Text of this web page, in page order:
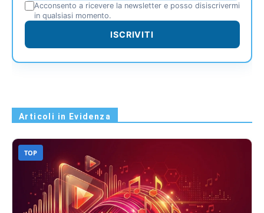
Acconsento a ricevere la newsletter e posso disiscrivermi
in qualsiasi momento.
ISCRIVITI
Articoli in Evidenza
TOP